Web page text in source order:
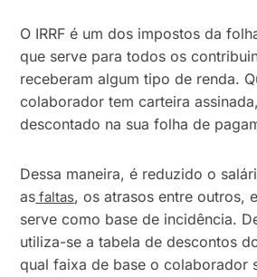
O IRRF é um dos impostos da
que serve para todos os
receberam algum tipo de renda.
colaborador tem carteira
descontado na sua folha de
Dessa maneira, é reduzido o
as faltas, os atrasos entre outros,
serve como base de incidência.
utiliza-se a tabela de descontos
qual faixa de base o colaborador